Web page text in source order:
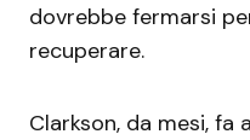
dovrebbe fermarsi
recuperare.
Clarkson, da mesi, fa